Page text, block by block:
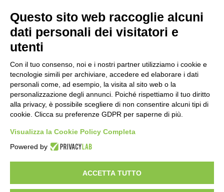
cervello
9 ore fa
Una guida alimentare per affrontare i
portare in tavola a Ferragosto
13 ore fa
Il Comando della Polizia Locale di
Cinisello Balsamo fa scuola
14 ore fa
JAZZaltro: il quartetto di Luigi
Martinale e l’Orchestra da Camera del
Conservatorio Ghedini di Cuneo
Questo sito web raccoglie alcuni
dati personali dei visitatori e
utenti
Con il tuo consenso, noi e i nostri partner utilizziamo i cookie e
tecnologie simili per archiviare, accedere ed elaborare i dati
personali come, ad esempio, la visita al sito web o la
personalizzazione degli annunci. Poiché rispettiamo il tuo diritto
alla privacy, è possibile scegliere di non consentire alcuni tipi di
cookie. Clicca su preferenze GDPR per saperne di più.
Visualizza la Cookie Policy Completa
Powered by
ACCETTA TUTTO